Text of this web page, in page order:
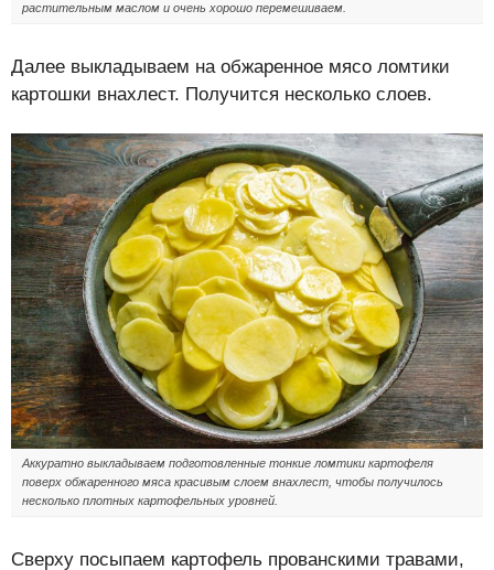
растительным маслом и очень хорошо перемешиваем.
Далее выкладываем на обжаренное мясо ломтики
картошки внахлест. Получится несколько слоев.
Аккуратно выкладываем подготовленные тонкие ломтики картофеля
поверх обжаренного мяса красивым слоем внахлест, чтобы получилось
несколько плотных картофельных уровней.
Сверху посыпаем картофель прованскими травами,